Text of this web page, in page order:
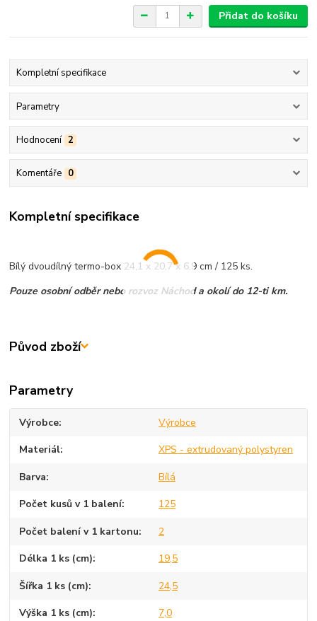
Přidat do košíku
Kompletní specifikace
Parametry
Hodnocení 2
Komentáře 0
Kompletní specifikace
Bílý dvoudílný termo-box 24,1 x 20,7 x 6,9 cm / 125 ks.
Pouze osobní odběr nebo rozvoz Náchod a okolí do 12-ti km.
Původ zboží
Parametry
Výrobce Výrobce
Materiál XPS - extrudovaný polystyren
Barva Bílá
Počet kusů v 1 balení 125
Počet balení v 1 kartonu 2
Délka 1 ks (cm) 19,5
Šířka 1 ks (cm) 24,5
Výška 1 ks (cm) 7,0